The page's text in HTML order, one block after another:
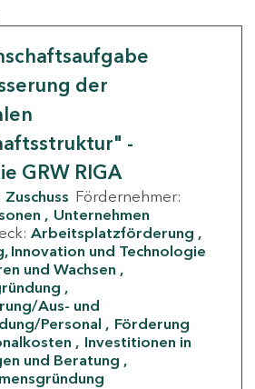
der
-
GRW RIGA
Zuschuss Fördernehmer:
Unternehmen
Arbeitsplatzförderung
Innovation und Technologie
und Wachsen
Aus- und
Personal
Förderung
Investitionen in
und Beratung